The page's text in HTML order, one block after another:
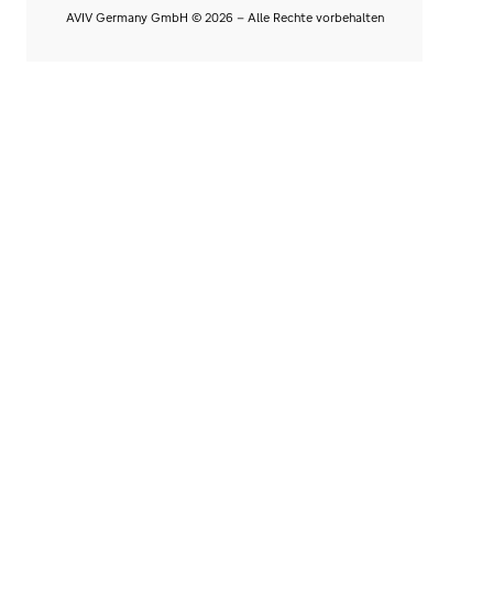
AVIV Germany GmbH © 2026 - Alle Rechte vorbehalten